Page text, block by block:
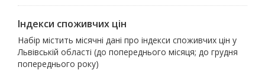
Індекси споживчих цін
Набір містить місячні дані про індекси споживчих цін у
Львівській області (до попереднього місяця; до грудня
попереднього року)